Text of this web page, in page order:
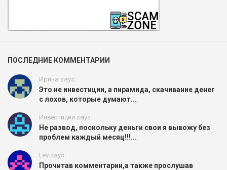
ПОСЛЕДНИЕ КОММЕНТАРИИ
Ирина says:
Это не инвестиции, а пирамида, скачивание денег
с лохов, которые думают...
Инвестиции says:
Не развод, поскольку деньги свои я вывожу без
проблем каждый месяц!!!...
Lev says:
Прочитав комментарии,а также прослушав